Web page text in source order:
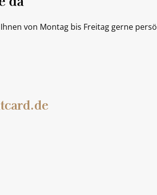
von Montag bis Freitag gerne